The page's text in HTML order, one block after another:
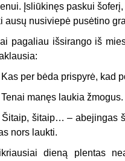
Įsliūkinęs paskui
ausų nusiviepė pusėtino
pagaliau išsirango iš
per bėda prispyrė, kad
manęs laukia žmogus.
šitaip… – abejingas
nors laukti.
dieną plentas